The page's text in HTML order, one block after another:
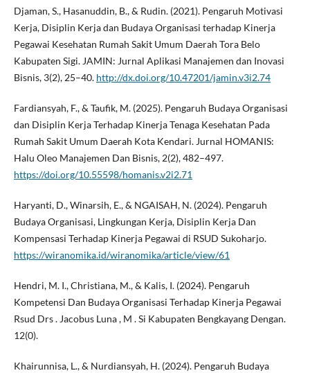
Djaman, S., Hasanuddin, B., & Rudin. (2021). Pengaruh Motivasi
Kerja, Disiplin Kerja dan Budaya Organisasi terhadap Kinerja
Pegawai Kesehatan Rumah Sakit Umum Daerah Tora Belo
Kabupaten Sigi. JAMIN: Jurnal Aplikasi Manajemen dan Inovasi
Bisnis, 3(2), 25–40. http://dx.doi.org/10.47201/jamin.v3i2.74
Fardiansyah, F., & Taufik, M. (2025). Pengaruh Budaya Organisasi
dan Disiplin Kerja Terhadap Kinerja Tenaga Kesehatan Pada
Rumah Sakit Umum Daerah Kota Kendari. Jurnal HOMANIS:
Halu Oleo Manajemen Dan Bisnis, 2(2), 482–497.
https://doi.org/10.55598/homanis.v2i2.71
Haryanti, D., Winarsih, E., & NGAISAH, N. (2024). Pengaruh
Budaya Organisasi, Lingkungan Kerja, Disiplin Kerja Dan
Kompensasi Terhadap Kinerja Pegawai di RSUD Sukoharjo.
https://wiranomika.id/wiranomika/article/view/61
Hendri, M. I., Christiana, M., & Kalis, I. (2024). Pengaruh
Kompetensi Dan Budaya Organisasi Terhadap Kinerja Pegawai
Rsud Drs . Jacobus Luna , M . Si Kabupaten Bengkayang Dengan.
12(0).
Khairunnisa, L., & Nurdiansyah, H. (2024). Pengaruh Budaya